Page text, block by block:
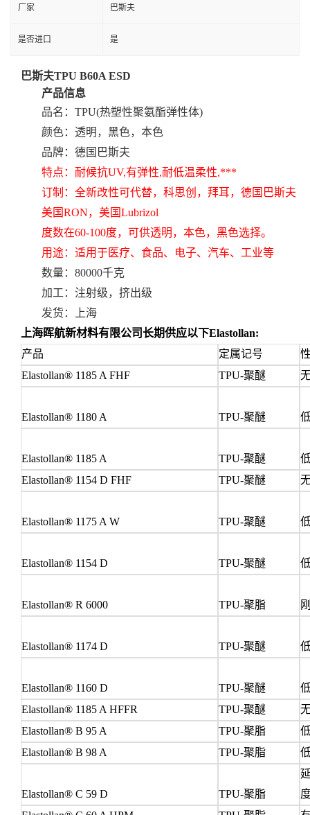
厂家 巴斯夫
是否进口 是
巴斯夫TPU B60A ESD
产品信息
品名：TPU(热塑性聚氨酯弹性体)
颜色：透明，黑色，本色
品牌：德国巴斯夫
特点：耐候抗UV,有弹性,耐低温柔性,***
订制：全新改性可代替，科思创，拜耳，德国巴斯夫
美国RON，美国Lubrizol
度数在60-100度，可供透明，本色，黑色选择。
用途：适用于医疗、食品、电子、汽车、工业等
数量：80000千克
加工： 注射级，挤出级
发货：上海
上海晖航新材料有限公司长期供应以下Elastollan:
产品
定属记号
Elastollan® 1185 A FHF
TPU-聚醚
Elastollan® 1180 A TPU-聚醚
Elastollan® 1185 A TPU-聚醚
Elastollan® 1154 D FHF
TPU-聚醚
Elastollan® 1175 A W TPU-聚醚
Elastollan® 1154 D TPU-聚醚
Elastollan® R 6000 TPU-聚脂
Elastollan® 1174 D TPU-聚醚
Elastollan® 1160 D TPU-聚醚
Elastollan® 1185 A HFFR
TPU-聚醚
Elastollan® B 95 A
TPU-聚脂
Elastollan® B 98 A
TPU-聚脂
Elastollan® C 59 D TPU-聚脂